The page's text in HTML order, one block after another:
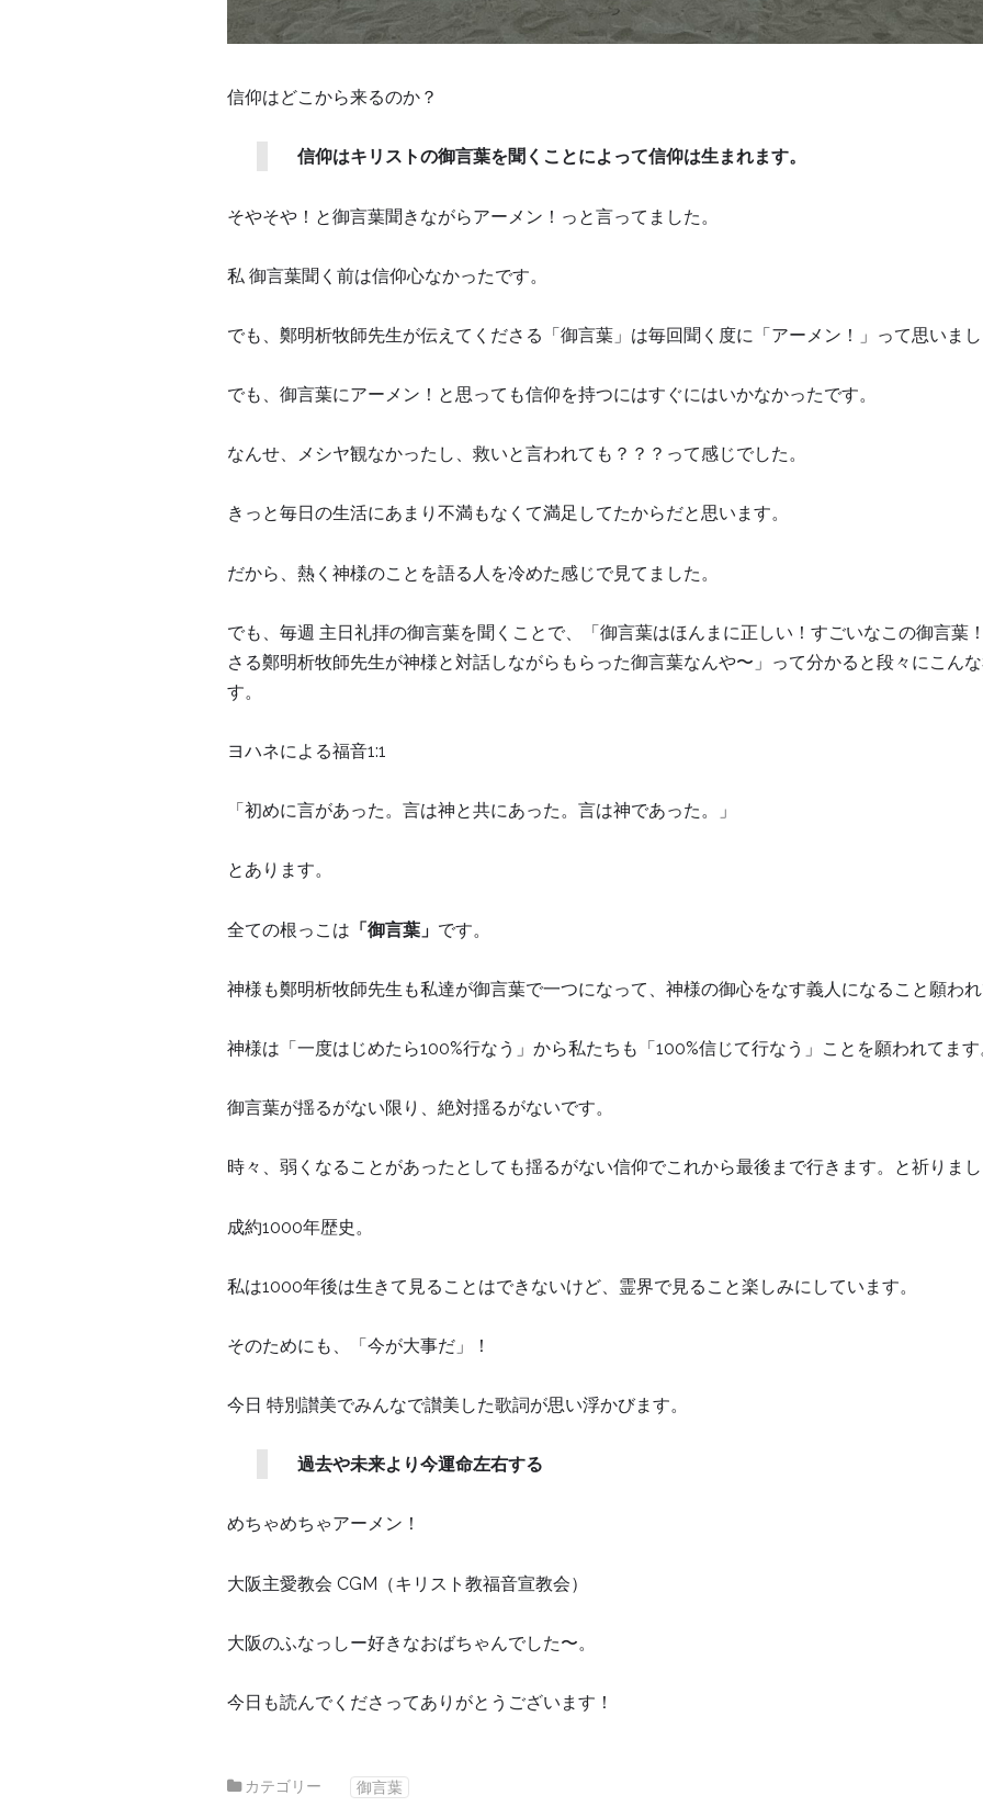
信仰はどこから来るのか？
信仰はキリストの御言葉を聞くことによって信仰は生まれます。
そやそや！と御言葉聞きながらアーメン！っと言ってました。
私 御言葉聞く前は信仰心なかったです。
でも、鄭明析牧師先生が伝えてくださる「御言葉」は毎回聞く度に「アーメン！」って思いま
でも、御言葉にアーメン！と思っても信仰を持つにはすぐにはいかなかったです。
なんせ、メシヤ観なかったし、救いと言われても？？？って感じでした。
きっと毎日の生活にあまり不満もなくて満足してたからだと思います。
だから、熱く神様のことを語る人を冷めた感じで見てました。
でも、毎週 主日礼拝の御言葉を聞くことで、「御言葉はほんまに正しい！すごいなこの御言葉
さる鄭明析牧師先生が神様と対話しながらもらった御言葉なんや〜」って分かると段々にこん
す。
ヨハネによる福音1:1
「初めに言があった。言は神と共にあった。言は神であった。」
‭とあります。
全ての根っこは 「御言葉」 です。
神様も鄭明析牧師先生も私達が御言葉で一つになって、神様の御心をなす義人になること願わ
神様は「一度はじめたら100%行なう」から私たちも「100%信じて行なう」ことを願われてま
御言葉が揺るがない限り、絶対揺るがないです。
時々、弱くなることがあったとしても揺るがない信仰でこれから最後まで行きます。と祈りま
成約1000年歴史。
私は1000年後は生きて見ることはできないけど、霊界で見ること楽しみにしています。
そのためにも、「今が大事だ」！
今日 特別讃美でみんなで讃美した歌詞が思い浮かびます。
過去や未来より今運命左右する
めちゃめちゃアーメン！
大阪主愛教会 CGM（キリスト教福音宣教会）
大阪のふなっしー好きなおばちゃんでした〜。
今日も読んでくださってありがとうございます！
カテゴリー 御言葉